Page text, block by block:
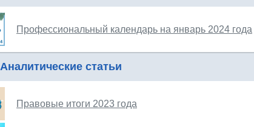
Профессиональный календарь на январь 2024 года
Аналитические статьи
Правовые итоги 2023 года